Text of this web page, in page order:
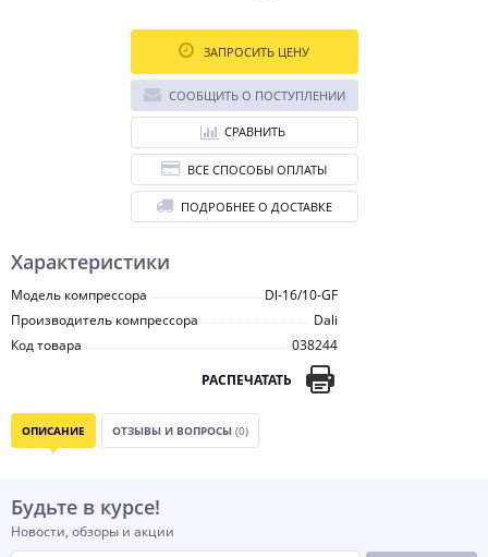
Характеристики
Модель компрессора
Dl-16/10-GF
Производитель компрессора
Dali
Код товара
038244
РАСПЕЧАТАТЬ
ЗАПРОСИТЬ ЦЕНУ
СООБЩИТЬ О ПОСТУПЛЕНИИ
СРАВНИТЬ
ВСЕ СПОСОБЫ ОПЛАТЫ
ПОДРОБНЕЕ О ДОСТАВКЕ
ОПИСАНИЕ ОТЗЫВЫ И ВОПРОСЫ (0)
Будьте в курсе!
Новости, обзоры и акции